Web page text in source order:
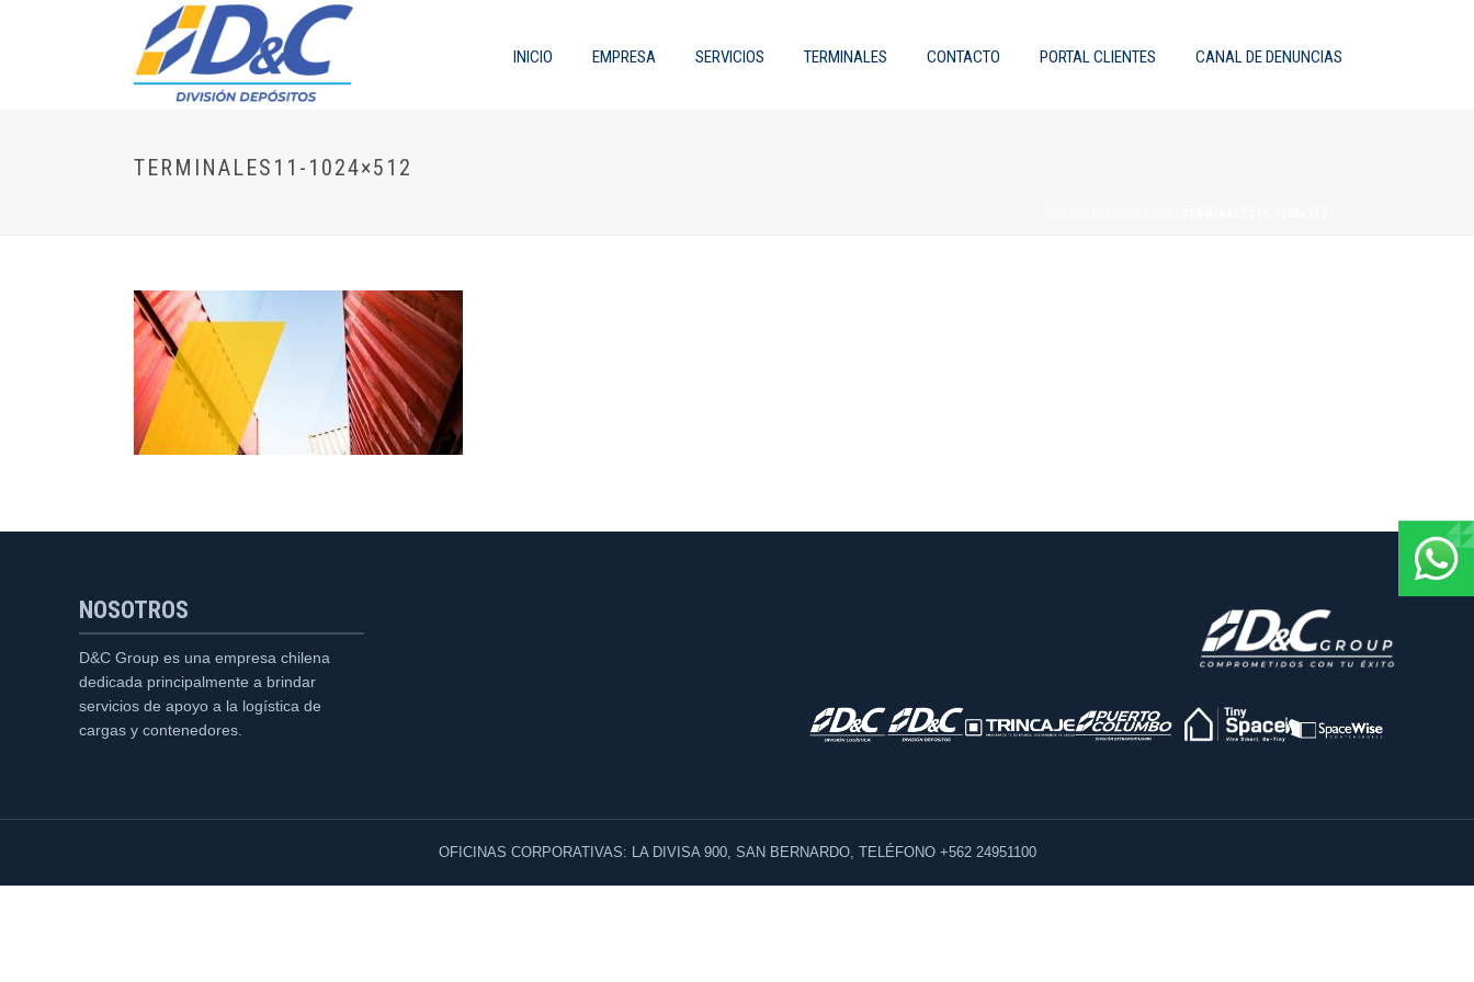
INICIO EMPRESA SERVICIOS TERMINALES CONTACTO PORTAL CLIENTES CANAL DE DENUNCIAS
TERMINALES11-1024×512
NOSOTROS
D&C Group es una empresa chilena
dedicada principalmente a brindar
servicios de apoyo a la logística de
cargas y contenedores.
OFICINAS CORPORATIVAS: LA DIVISA 900, SAN BERNARDO, TELÉFONO +562 24951100